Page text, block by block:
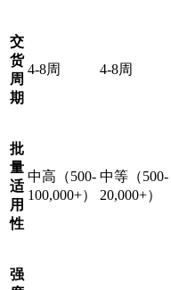
交
货
周
期
4-8周 4-8周
批
量
适
用
性
中高（500-
100,000+）
中等（500-
20,000+）
强